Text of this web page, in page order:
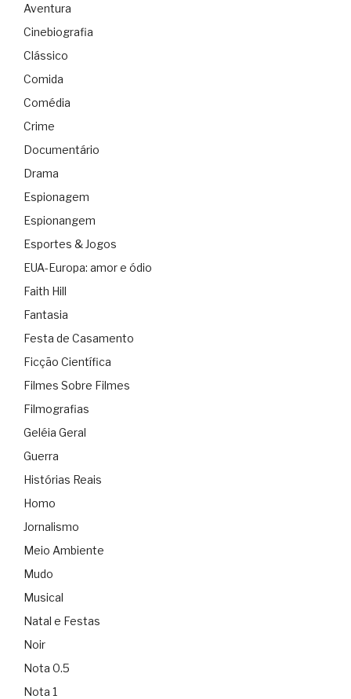
Aventura
Cinebiografia
Clássico
Comida
Comédia
Crime
Documentário
Drama
Espionagem
Espionangem
Esportes & Jogos
EUA-Europa: amor e ódio
Faith Hill
Fantasia
Festa de Casamento
Ficção Científica
Filmes Sobre Filmes
Filmografias
Geléia Geral
Guerra
Histórias Reais
Homo
Jornalismo
Meio Ambiente
Mudo
Musical
Natal e Festas
Noir
Nota 0.5
Nota 1